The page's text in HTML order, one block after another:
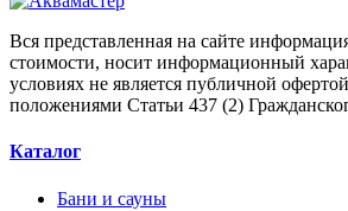
Вся представленная на сайте
стоимости, носит информационный
условиях не является публичной
положениями Статьи 437 (2)
Каталог
Бани и сауны